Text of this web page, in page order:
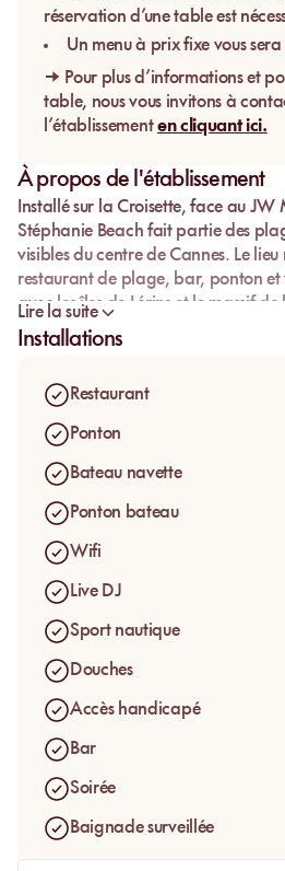
réservation d’une table est
Un menu à prix fixe vous
→ Pour plus d’informations et
table, nous vous invitons à
l’établissementen cliquant ici.
À propos de l'établissement
Installé sur la Croisette, face au JW
Stéphanie Beach fait partie des
visibles du centre de Cannes. Le
restaurant de plage, bar, ponton et
avec les îles de Lérins et le massif de
La journée se construit autour d’un
ponton ou prolonger le moment
plein cœur de Cannes, Palais
vivre la Croisette dans un format
Lire la suite
Installations
Restaurant
Ponton
Bateau navette
Ponton bateau
Wifi
Live DJ
Sport nautique
Douches
Accès handicapé
Bar
Soirée
Baignade surveillée